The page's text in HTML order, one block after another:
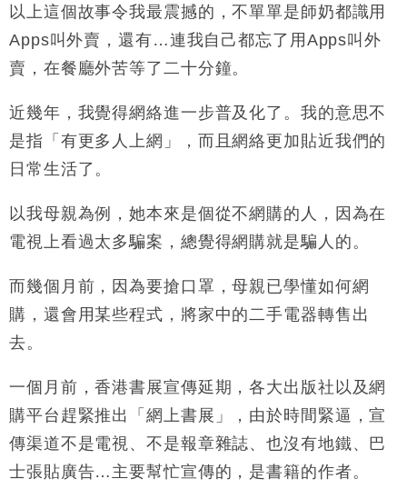
財經｜美商務部擬擴大金屬關稅範圍 14類產品或加徵
25%
18:15
本地｜新世界K11 9月升級會員制度 增鉑金卡級別鎖
17:40
財經｜本港6月零售額連升14個月 珠寶鐘錶銷售升勢
最強
16:33
財經｜滙控重啟最多10億美元回購 派息比率目標維持
50%
以上這個故事令我最震撼的，不單單是師奶都識用
Apps叫外賣，還有…連我自己都忘了用Apps叫外
賣，在餐廳外苦等了二十分鐘。
近幾年，我覺得網絡進一步普及化了。我的意思不
是指「有更多人上網」，而且網絡更加貼近我們的
日常生活了。
以我母親為例，她本來是個從不網購的人，因為在
電視上看過太多騙案，總覺得網購就是騙人的。
而幾個月前，因為要搶口罩，母親已學懂如何網
購，還會用某些程式，將家中的二手電器轉售出
去。
一個月前，香港書展宣傳延期，各大出版社以及網
購平台趕緊推出「網上書展」，由於時間緊逼，宣
傳渠道不是電視、不是報章雜誌、也沒有地鐵、巴
士張貼廣告…主要幫忙宣傳的，是書籍的作者。